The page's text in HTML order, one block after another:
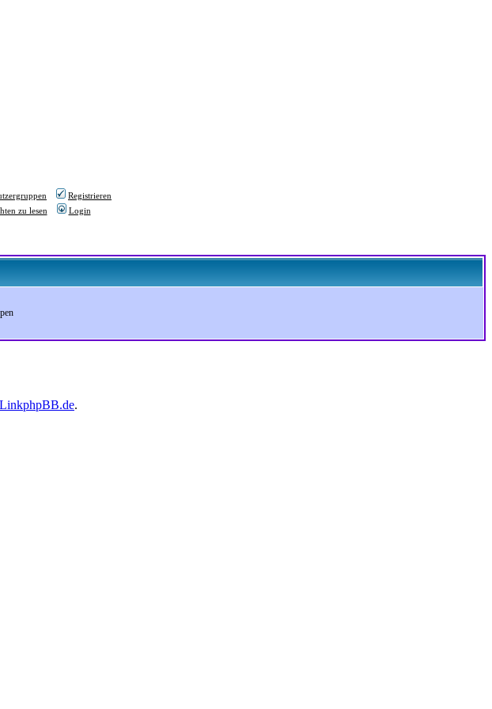
Registrieren
zu lesen Login
phpBB.de.